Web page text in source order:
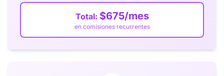
Total: $675/mes
en comisiones recurrentes